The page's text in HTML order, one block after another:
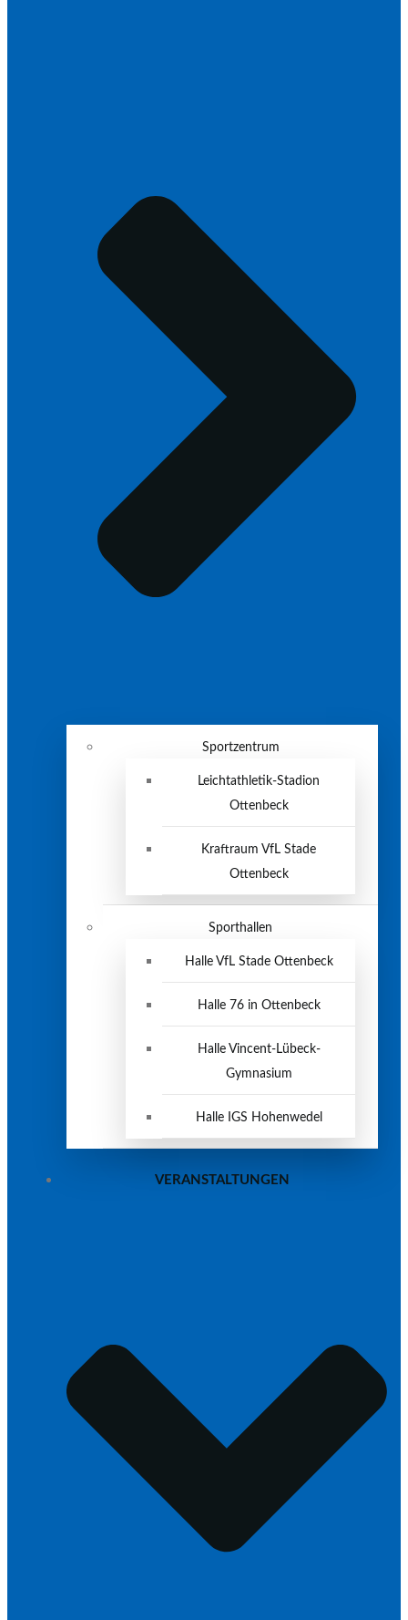
Sportzentrum
Leichtathletik-Stadion
Ottenbeck
Kraftraum VfL Stade
Ottenbeck
Sporthallen
Halle VfL Stade Ottenbeck
Halle 76 in Ottenbeck
Halle Vincent-Lübeck-
Gymnasium
Halle IGS Hohenwedel
VERANSTALTUNGEN